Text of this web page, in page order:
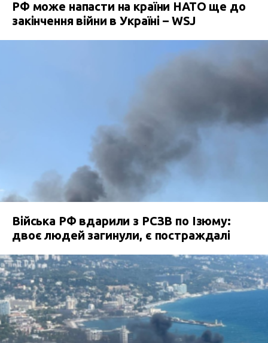
РФ може напасти на країни НАТО ще до
закінчення війни в Україні – WSJ
Війська РФ вдарили з РСЗВ по Ізюму:
двоє людей загинули, є постраждалі